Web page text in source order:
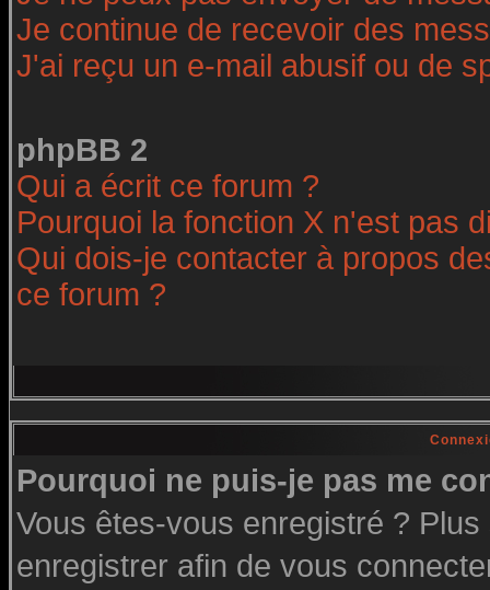
Je continue de recevoir des
J'ai reçu un e-mail abusif ou de
phpBB 2
Qui a écrit ce forum ?
Pourquoi la fonction X n'est pas
Qui dois-je contacter à propos
ce forum ?
Pourquoi ne puis-je pas me
Vous êtes-vous enregistré ?
enregistrer afin de vous